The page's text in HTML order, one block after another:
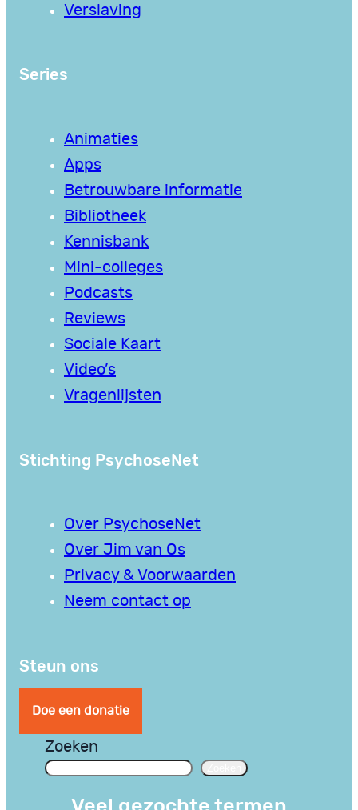
Verslaving
Series
Animaties
Apps
Betrouwbare informatie
Bibliotheek
Kennisbank
Mini-colleges
Podcasts
Reviews
Sociale Kaart
Video’s
Vragenlijsten
Stichting PsychoseNet
Over PsychoseNet
Over Jim van Os
Privacy & Voorwaarden
Neem contact op
Steun ons
Doe een donatie
Zoeken